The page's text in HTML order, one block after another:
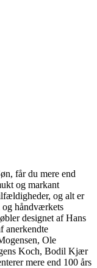
får du mere end
og markant
og alt er
håndværkets
designet af Hans
anerkendte
Ole
Koch, Bodil Kjær
mere end 100 års